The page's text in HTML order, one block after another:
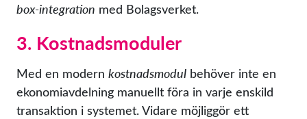
box-integration med Bolagsverket.
3. Kostnadsmoduler
Med en modern kostnadsmodul behöver inte en
ekonomiavdelning manuellt föra in varje enskild
transaktion i systemet. Vidare möjliggör ett